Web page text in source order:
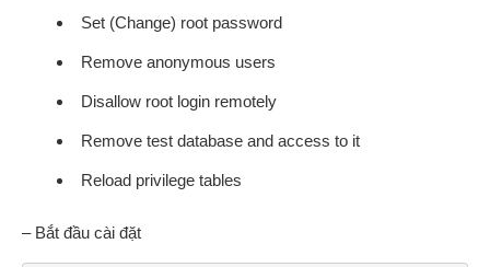
Set (Change) root password
Remove anonymous users
Disallow root login remotely
Remove test database and access to it
Reload privilege tables
– Bắt đầu cài đặt